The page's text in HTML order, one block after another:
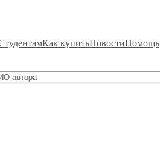
Как купитьНовостиПомощь